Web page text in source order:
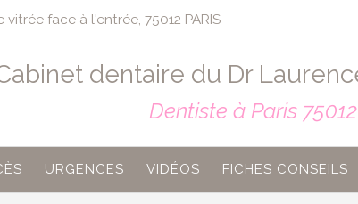
face à l'entrée, 75012 PARIS
dentaire du Dr
Dentiste à Paris 75012
URGENCES VIDÉOS FICHES CONSEILS